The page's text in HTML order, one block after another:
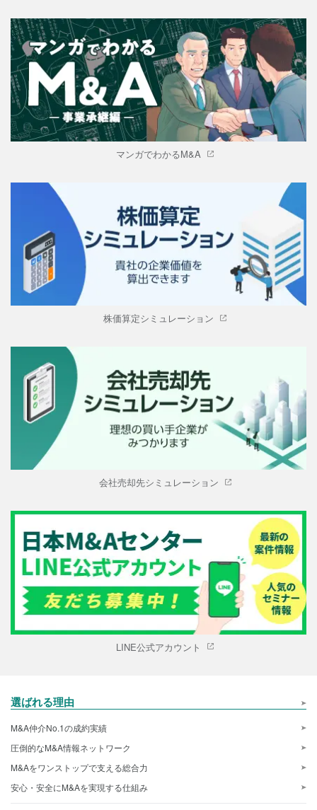
マンガでわかるM&A
株価算定シミュレーション
会社売却先シミュレーション
LINE公式アカウント
選ばれる理由
M&A仲介No.1の成約実績
圧倒的なM&A情報ネットワーク
M&Aをワンストップで支える総合力
安心・安全にM&Aを実現する仕組み